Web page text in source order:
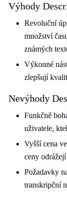
Výhody
Revoluční
množství
známých
Výkonné
zlepšují
Nevýhody
Funkčně
uživatele,
Vyšší cena
ceny
Požadavky
transkripční